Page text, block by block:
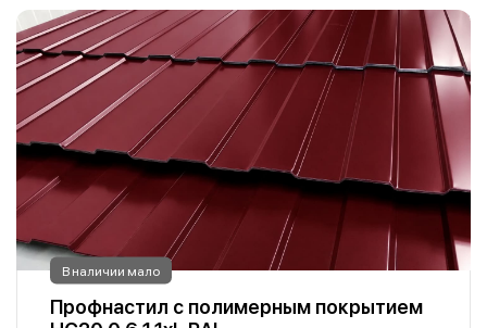
В наличии мало
Профнастил с полимерным покрытием